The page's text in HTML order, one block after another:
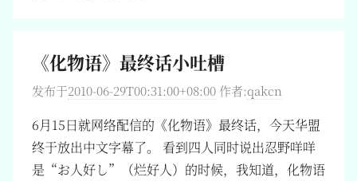
《化物语》最终话小吐槽
发布于2010-06-29T00:31:00+08:00 作者:qakcn
6月15日就网络配信的《化物语》最终话，今天华盟
终于放出中文字幕了。 看到四人同时说出忍野咩咩
是“お人好し”（烂好人）的时候，我知道，化物语